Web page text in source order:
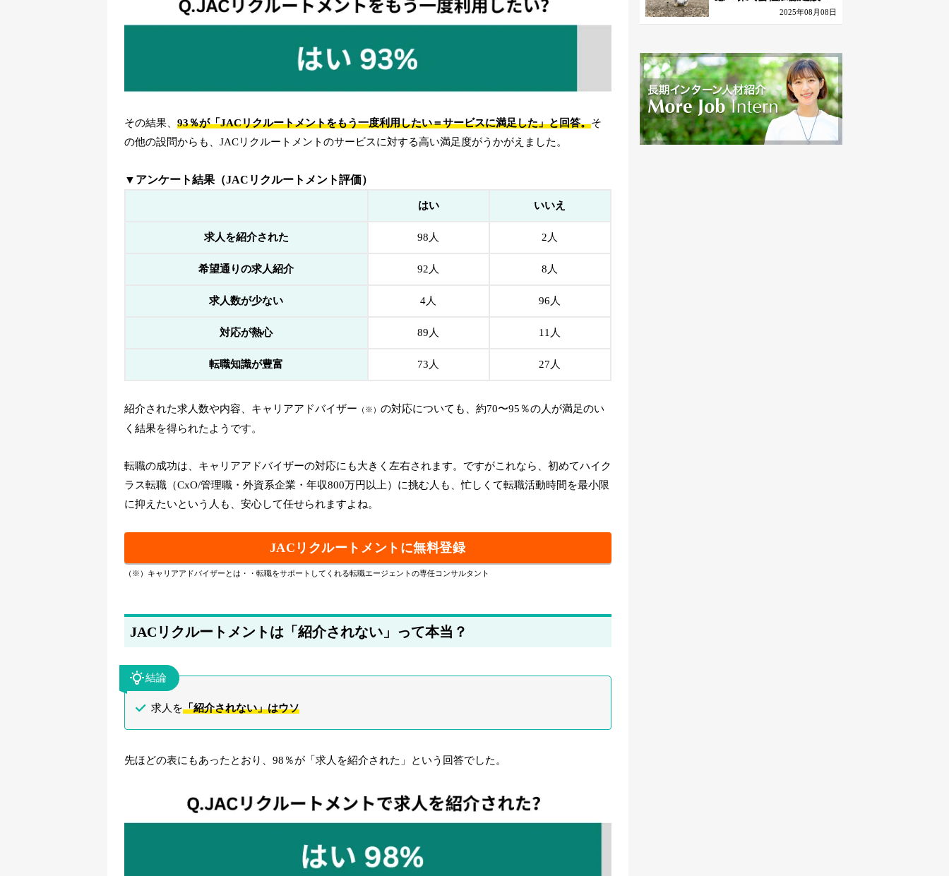
その結果、 93％が「JACリクルートメントをもう一度利用したい＝サービスに満足した」と回答。そ
の他の設問からも、JACリクルートメントのサービスに対する高い満足度がうかがえました。
▼アンケート結果（JACリクルートメント評価）
はい いいえ
求人を紹介された 98人 2人
希望通りの求人紹介 92人 8人
求人数が少ない 4人 96人
対応が熱心 89人 11人
転職知識が豊富 73人 27人
紹介された求人数や内容、キャリアアドバイザー （※） の対応についても、約70〜95％の人が満足のい
く結果を得られたようです。
転職の成功は、キャリアアドバイザーの対応にも大きく左右されます。ですがこれなら、初めてハイク
ラス転職（CxO/管理職・外資系企業・年収800万円以上）に挑む人も、忙しくて転職活動時間を最小限
に抑えたいという人も、安心して任せられますよね。
JACリクルートメントに無料登録
（※）キャリアアドバイザーとは・・転職をサポートしてくれる転職エージェントの専任コンサルタント
JACリクルートメントは「紹介されない」って本当？
結論
求人を「紹介されない」はウソ
先ほどの表にもあったとおり、98％が「求人を紹介された」という回答でした。
若手が語る現場監督の働
2025年08月08日